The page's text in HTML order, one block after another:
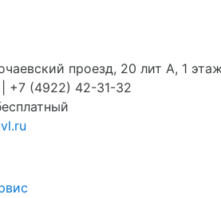
проезд, 20 лит А, 1
+7 (4922) 42-31-32